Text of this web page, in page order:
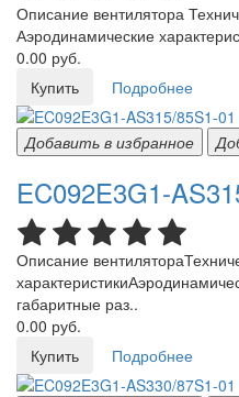
Описание вентилятора
Аэродинамические
0.00 руб.
Купить
Подробнее
Добавить в избранное
EC092E3G1-
Описание
габаритные раз..
0.00 руб.
Купить
Подробнее